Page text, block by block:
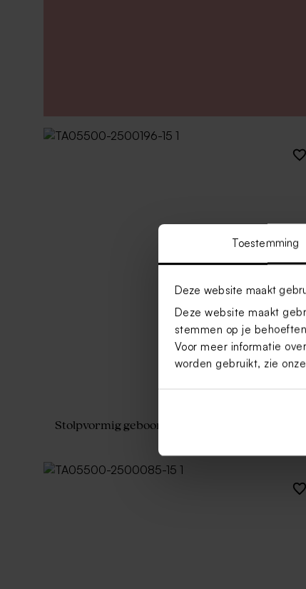
Toestemming
Deze website maakt
Deze website maakt
stemmen op je
Voor meer informatie
worden gebruikt, zie onze
Stolpvormig geboortekaartje met jungledieren